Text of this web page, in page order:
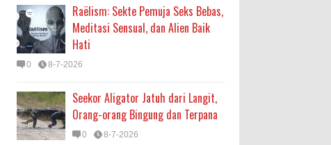
Raëlism: Sekte Pemuja Seks Bebas,
Meditasi Sensual, dan Alien Baik
Hati
0 8-7-2026
Seekor Aligator Jatuh dari Langit,
Orang-orang Bingung dan Terpana
0 8-7-2026